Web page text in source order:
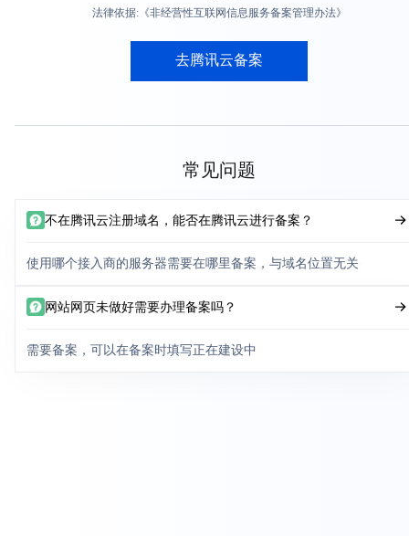
法律依据:《非经营性互联网信息服务备案管理办法》
去腾讯云备案
常见问题
不在腾讯云注册域名，能否在腾讯云进行备案？
使用哪个接入商的服务器需要在哪里备案，与域名位置无关
网站网页未做好需要办理备案吗？
需要备案，可以在备案时填写正在建设中